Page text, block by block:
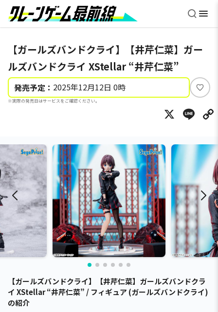
【ガールズバンドクライ】【井芹仁菜】ガー
ルズバンドクライ XStellar “井芹仁菜”
発売予定： 2025年12月12日 0時
※実際の発売日はサービスをご確認ください。
い
ね
X
【ガールズバンドクライ】【井芹仁菜】ガールズバンドクラ
イ XStellar “井芹仁菜” / フィギュア (ガールズバンドクライ)
の紹介